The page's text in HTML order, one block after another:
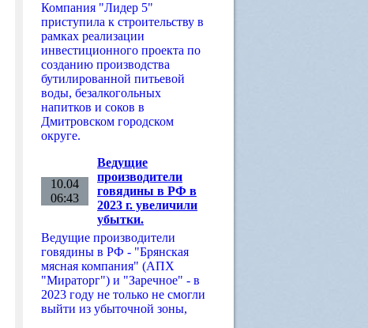
Компания "Лидер 5"
приступила к строительству в
рамках реализации
инвестиционного проекта по
созданию производства
бутилированной питьевой
воды, безалкогольных
напитков и соков в
Дмитровском городском
округе.
10.04
06:43
Ведущие
производители
говядины в РФ в
2023 г. увеличили
убытки.
Ведущие производители
говядины в РФ - "Брянская
мясная компания" (АПХ
"Мираторг") и "Заречное" - в
2023 году не только не смогли
выйти из убыточной зоны,